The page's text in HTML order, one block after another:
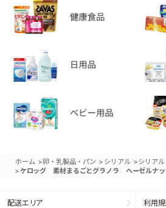
ホーム >卵・乳製品・パン > シリアル >シリアル
>ケロッグ 素材まるごとグラノラ ヘーゼルナ
配送エリア 利用